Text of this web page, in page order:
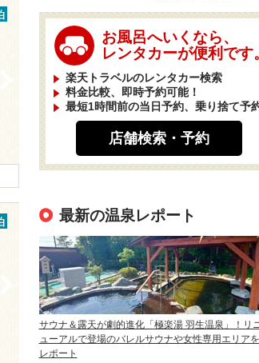
お風呂へいくなら、
レンタカーが便利です。
楽天トラベルのレンタカー検索
料金比較、即時予約可能！
最短1時間前の当日予約、乗り捨て予
店舗検索・予約
最新の温泉レポート
サウナ＆露天が劇的進化「極楽湯 羽生温泉」！リ
ューアルで登場のバレルサウナや女性専用エリアを
レポート